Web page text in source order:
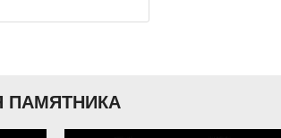
ПАМЯТНИКА